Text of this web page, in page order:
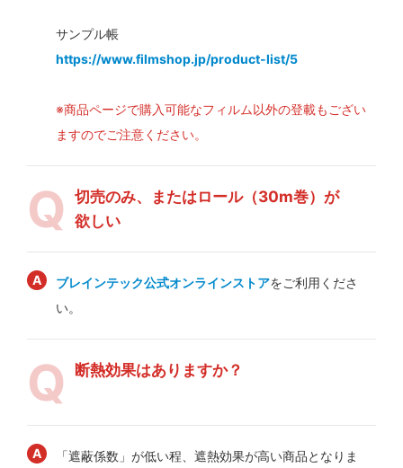
サンプル帳
https://www.filmshop.jp/product-list/5
※商品ページで購入可能なフィルム以外の登載もござい
ますのでご注意ください。
切売のみ、またはロール（30m巻）が
欲しい
ブレインテック公式オンラインストアをご利用くださ
い。
断熱効果はありますか？
「遮蔽係数」が低い程、遮熱効果が高い商品となりま